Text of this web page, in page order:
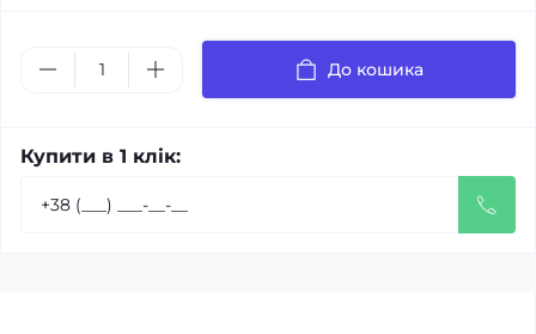
До кошика
Купити в 1 клік: